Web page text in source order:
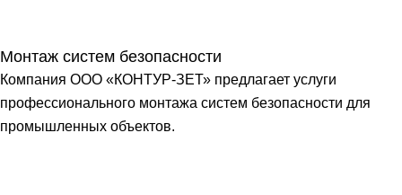
Монтаж систем безопасности
Компания ООО «КОНТУР-ЗЕТ» предлагает услуги
профессионального монтажа систем безопасности для
промышленных объектов.